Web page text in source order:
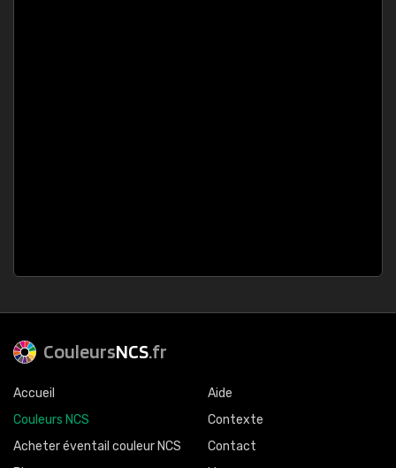
CouleursNCS.fr
Accueil
Couleurs NCS
Acheter éventail couleur NCS
Aide
Contexte
Contact